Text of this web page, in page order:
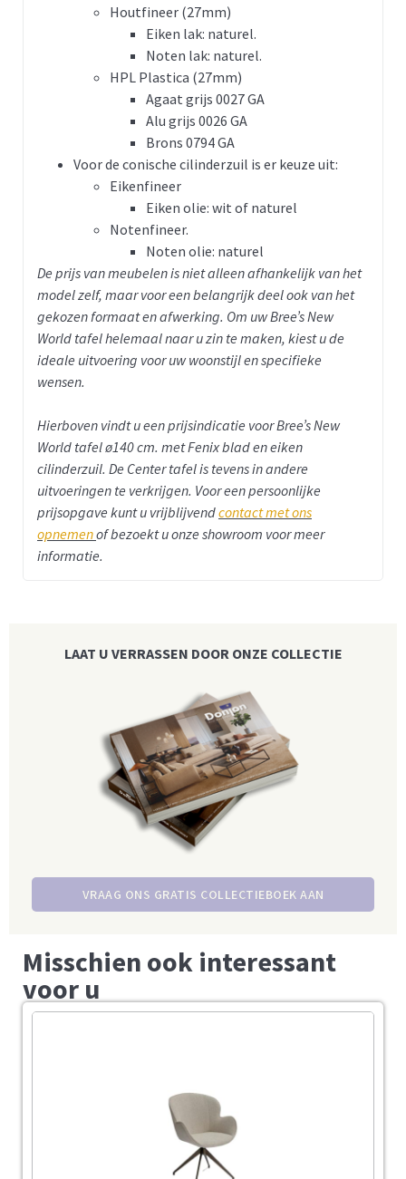
Houtfineer (27mm)
Eiken lak: naturel.
Noten lak: naturel.
HPL Plastica (27mm)
Agaat grijs 0027 GA
Alu grijs 0026 GA
Brons 0794 GA
Voor de conische cilinderzuil is er keuze uit:
Eikenfineer
Eiken olie: wit of naturel
Notenfineer.
Noten olie: naturel
De prijs van meubelen is niet alleen afhankelijk van het
model zelf, maar voor een belangrijk deel ook van het
gekozen formaat en afwerking. Om uw Bree’s New
World tafel helemaal naar u zin te maken, kiest u de
ideale uitvoering voor uw woonstijl en specifieke
wensen.
Hierboven vindt u een prijsindicatie voor Bree’s New
World tafel ø140 cm. met Fenix blad en eiken
cilinderzuil. De Center tafel is tevens in andere
uitvoeringen te verkrijgen. Voor een persoonlijke
prijsopgave kunt u vrijblijvendcontact met ons
opnemenof bezoekt u onze showroom voor meer
informatie.
LAAT U VERRASSEN DOOR ONZE COLLECTIE
VRAAG ONS GRATIS COLLECTIEBOEK AAN
Misschien ook interessant
voor u